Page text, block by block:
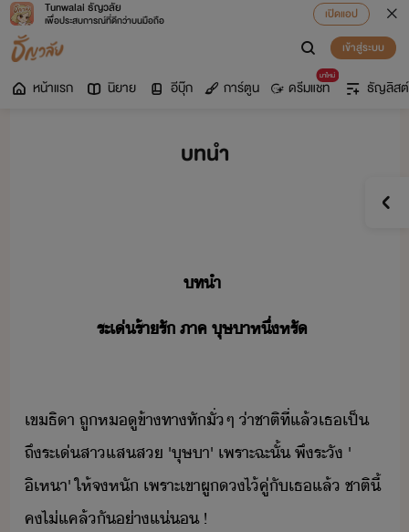
Tunwalai ธัญวลัย
เพื่อประสบการณ์ที่ดีกว่าบนมือถือ
เปิดแอป
เข้าสู่ระบบ
หน้าแรก นิยาย อีบุ๊ก การ์ตูน
มาใหม่
ดรีมแชท ธัญลิสต์
บทนำ
ทำ
ระเ่​ร้า​รั​ ​ภาค​ ​ุษา​หึ่​หรั
​เข​ธิา​ ​ถู​หู​ข้าทา​ทั​ั่​ๆ​ ​่า​ชาติที่แล้​เธ​เป็​
ถึ​ระเ่​สา​แส​ส​ ​'​ุษา​'​ ​เพราะฉะั้​ ​พึระั​ ​'​
ิเหา​'​ ​ให้​จ​หั​ ​เพราะ​เขา​ผู​ไ้​คู่​ั​เธ​แล้​ ​ชาติ​ี้​
ค​ไ่​แคล้​ั​่าแ่​ ​!